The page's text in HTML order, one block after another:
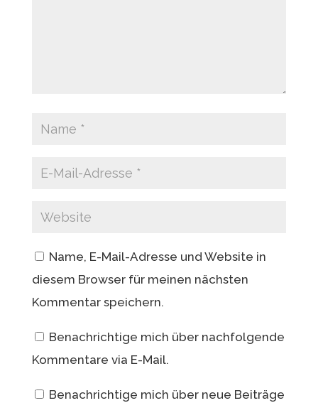
Name, E-Mail-Adresse und Website in
diesem Browser für meinen nächsten
Kommentar speichern.
Benachrichtige mich über nachfolgende
Kommentare via E-Mail.
Benachrichtige mich über neue Beiträge